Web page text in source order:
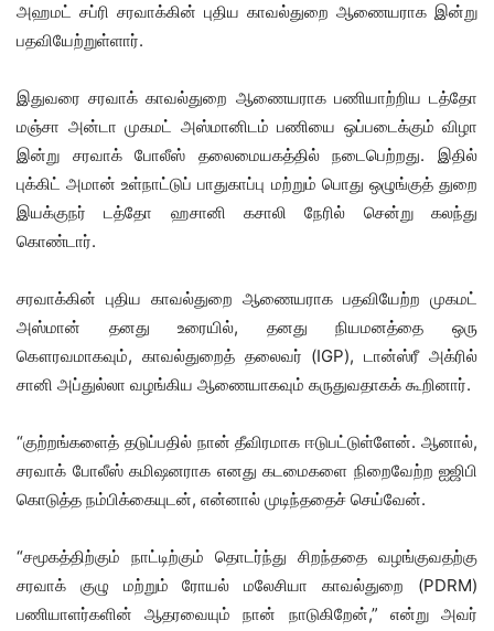
அஹமட் சப்ரி சரவாக்கின் புதிய காவல்துறை ஆணையராக இன்று
பதவியேற்றுள்ளார்.
இதுவரை சரவாக் காவல்துறை ஆணையராக பணியாற்றிய டத்தோ
மஞ்சா அன்டா முகமட் அஸ்மானிடம் பணியை ஒப்படைக்கும் விழா
இன்று சரவாக் போலீஸ் தலைமையகத்தில் நடைபெற்றது. இதில்
புக்கிட் அமான் உள்நாட்டுப் பாதுகாப்பு மற்றும் பொது ஒழுங்குத் துறை
இயக்குநர் டத்தோ ஹசானி கசாலி நேரில் சென்று கலந்து
கொண்டார்.
சரவாக்கின் புதிய காவல்துறை ஆணையராக பதவியேற்ற முகமட்
அஸ்மான் தனது உரையில், தனது நியமனத்தை ஒரு
கௌரவமாகவும், காவல்துறைத் தலைவர் (IGP), டான்ஸ்ரீ அக்ரில்
சானி அப்துல்லா வழங்கிய ஆணையாகவும் கருதுவதாகக் கூறினார்.
“குற்றங்களைத் தடுப்பதில் நான் தீவிரமாக ஈடுபட்டுள்ளேன். ஆனால்,
சரவாக் போலீஸ் கமிஷனராக எனது கடமைகளை நிறைவேற்ற ஐஜிபி
கொடுத்த நம்பிக்கையுடன், என்னால் முடிந்ததைச் செய்வேன்.
“சமூகத்திற்கும் நாட்டிற்கும் தொடர்ந்து சிறந்ததை வழங்குவதற்கு
சரவாக் குழு மற்றும் ரோயல் மலேசியா காவல்துறை (PDRM)
பணியாளர்களின் ஆதரவையும் நான் நாடுகிறேன்,” என்று அவர்